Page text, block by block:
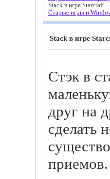
Stack в игре Starcraft
Старые игры и
Stack в игре
Стэк в
друг на
сделать
приемов.